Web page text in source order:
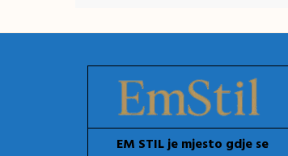
EM STIL je mjesto gdje se